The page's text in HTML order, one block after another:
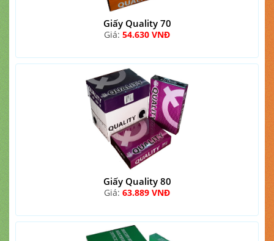
Giấy Quality 70
Giá: 54.630 VNĐ
Giấy Quality 80
Giá: 63.889 VNĐ